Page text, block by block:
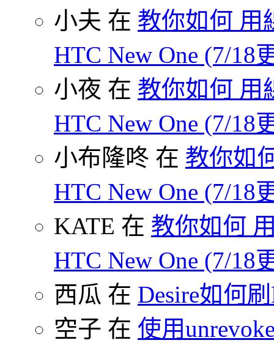
小夫 在 教你如何 用
HTC New One (7/18
小夜 在 教你如何 用
HTC New One (7/18
小布隆咚 在 教你如
HTC New One (7/18
KATE 在 教你如何
HTC New One (7/18
西瓜 在 Desire如何
空子 在 使用